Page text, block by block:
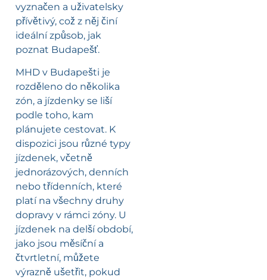
vyznačen a uživatelsky
přívětivý, což z něj činí
ideální způsob, jak
poznat Budapešť.
MHD v Budapešti je
rozděleno do několika
zón, a jízdenky se liší
podle toho, kam
plánujete cestovat. K
dispozici jsou různé typy
jízdenek, včetně
jednorázových, denních
nebo třídenních, které
platí na všechny druhy
dopravy v rámci zóny. U
jízdenek na delší období,
jako jsou měsíční a
čtvrtletní, můžete
výrazně ušetřit, pokud